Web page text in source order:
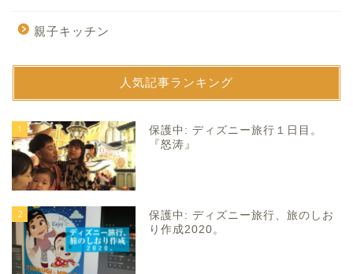
親子キッチン
人気記事ランキング
1
保護中: ディズニー旅行１日目。
『怒涛』
2
保護中: ディズニー旅行、旅のしお
り作成2020。